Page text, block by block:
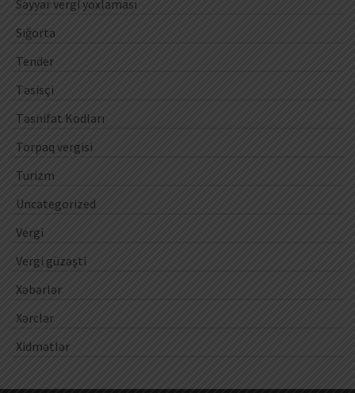
Səyyar vergi yoxlaması
Sığorta
Tender
Təsisçi
Təsnifat Kodları
Torpaq vergisi
Turizm
Uncategorized
Vergi
Vergi güzəşti
Xəbərlər
Xərclər
Xidmətlər